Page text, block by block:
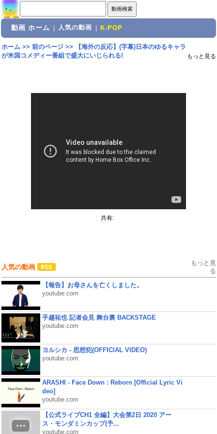
動画 ホーム 人気の動画 K-POP
ホーム>> 前のページ>>
【海外の反応】(字幕)日本のゆるキャラ
が米国コメディー番組で盛大にいじられる!
もっと見る
共有:
人気の動画
もっと見
る
【報告】お母さんを亡くしました。
youtube.com
手越祐也 記者会見 舞台裏 BACKSTAGE
youtube.com
ヨルシカ - 思想犯(OFFICIAL VIDEO)
youtube.com
ARASHI - Face Down : Reborn [Official Lyric Vi
deo]
youtube.com
【公式ライブCH1 全編】大会第2日 2020 アー
ス・モンダミンカップ(予...
youtube.com